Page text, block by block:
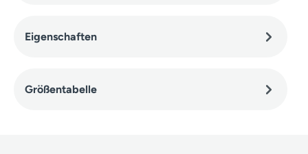
Eigenschaften
Größentabelle